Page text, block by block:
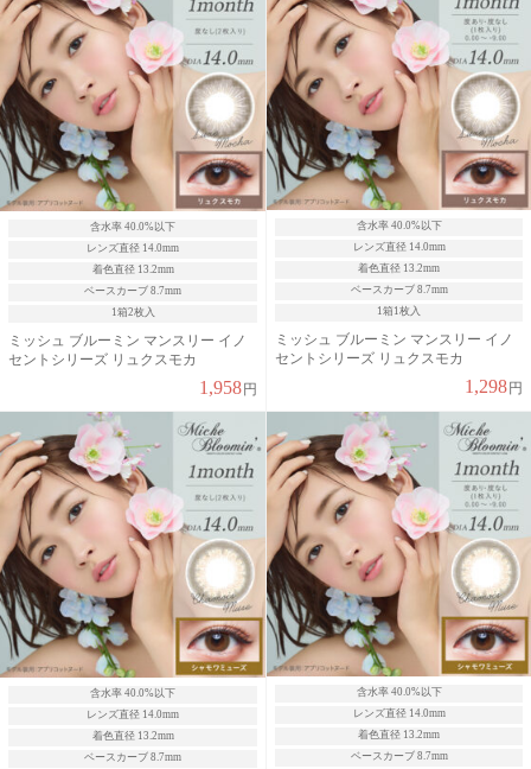
含水率 40.0%以下
レンズ直径 14.0mm
着色直径 13.2mm
ベースカーブ 8.7mm
1箱2枚入
ミッシュ ブルーミン マンスリー イノ
セントシリーズ リュクスモカ
1,958 円
含水率 40.0%以下
レンズ直径 14.0mm
着色直径 13.2mm
ベースカーブ 8.7mm
1箱1枚入
ミッシュ ブルーミン マンスリー イノ
セントシリーズ リュクスモカ
1,298 円
含水率 40.0%以下
レンズ直径 14.0mm
着色直径 13.2mm
ベースカーブ 8.7mm
含水率 40.0%以下
レンズ直径 14.0mm
着色直径 13.2mm
ベースカーブ 8.7mm